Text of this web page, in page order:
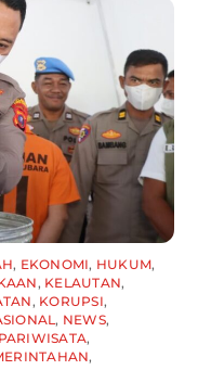
, EKONOMI, HUKUM,
, KELAUTAN,
, KORUPSI,
, NEWS,
PARIWISATA,
,